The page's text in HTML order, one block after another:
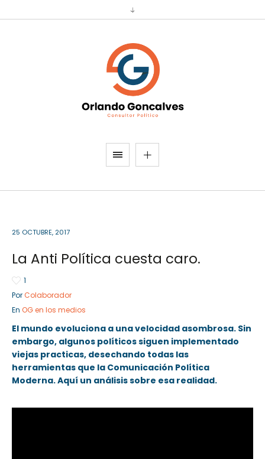
Sector Público
Servicios
Empresa Privada
Servicios
25 OCTUBRE, 2017
La Anti Política cuesta caro.
1
Por Colaborador
En OG en los medios
El mundo evoluciona a una velocidad asombrosa. Sin
embargo, algunos políticos siguen implementado
viejas practicas, desechando todas las
herramientas que la Comunicación Política
Moderna. Aquí un análisis sobre esa realidad.